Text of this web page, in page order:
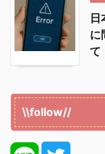
に
て
\\follow//